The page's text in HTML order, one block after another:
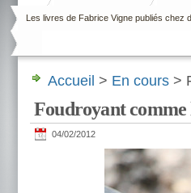
Les livres de Fabrice Vigne publiés chez
Accueil > En cours >
Foudroyant
04/02/2012